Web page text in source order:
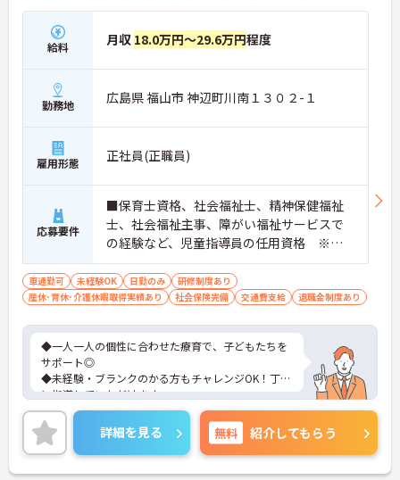
給料 月収 18.0万円～29.6万円程度
勤務地 広島県 福山市 神辺町川南１３０２-１
雇用形態 正社員(正職員)
応募要件
■保育士資格、社会福祉士、精神保健福祉
士、社会福祉主事、障がい福祉サービスで
の経験など、児童指導員の任用資格 ※ブ
ランク・未経験OK、障がい福祉サービスで
の経験など歓迎 ■普通自動車運転免許(AT限
定可) ※ 送迎業務のため
車通勤可 未経験OK 日勤のみ
研修制度あり
産休･育休･介護休暇取得実績あり
社会保険完備 交通費支給 退職金制度あり
◆一人一人の個性に合わせた療育で、子どもたちを
サポート◎
◆未経験・ブランクのかる方もチャレンジOK！丁寧
に指導していただけます
◆残業ゼロを周知、促進しています！持ち帰り作業
もありません詳細を見る 無料 紹介してもらう